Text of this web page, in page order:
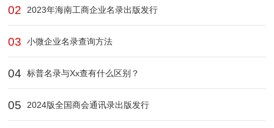
02 2023年海南工商企业名录出版发行
03 小微企业名录查询方法
04 标普名录与Xx查有什么区别？
05 2024版全国商会通讯录出版发行